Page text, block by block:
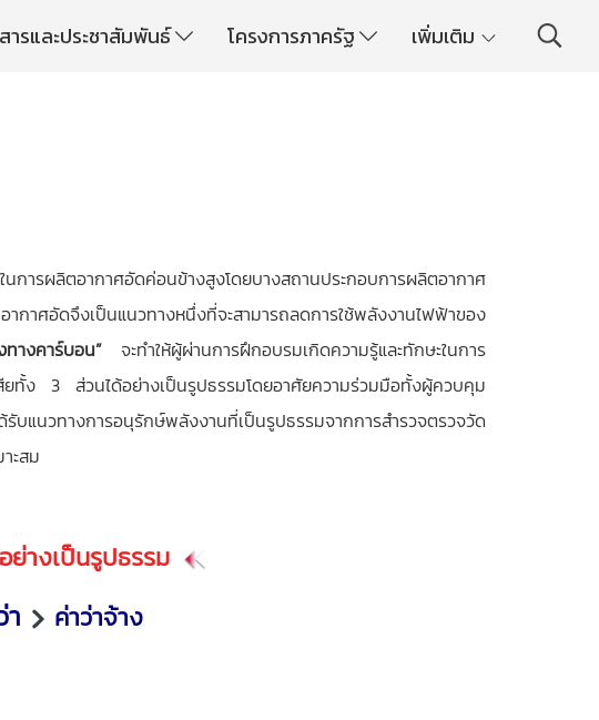
ารและประชาสัมพันธ์ โครงการภาครัฐ เพิ่มเติม
ารผลิตอากาศอัดค่อนข้างสูงโดยบางสถานประกอบการผลิตอากาศ
าศอัดจึงเป็นแนวทางหนึ่งที่จะสามารถลดการใช้พลังงานไฟฟ้าของ
ทางคาร์บอน” จะทำให้ผู้ผ่านการฝึกอบรมเกิดความรู้และทักษะในการ
ทั้ง 3 ส่วนได้อย่างเป็นรูปธรรมโดยอาศัยความร่วมมือทั้งผู้ควบคุม
รับแนวทางการอนุรักษ์พลังงานที่เป็นรูปธรรมจากการสำรวจตรวจวัด
ะสม
ย่างเป็นรูปธรรม
ค่าว่าจ้าง